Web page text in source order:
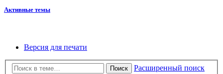
Активные темы
Версия для печати
Поиск
Расширенный поиск